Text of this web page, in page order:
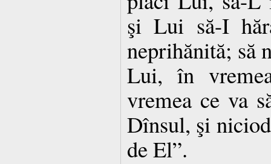
şi Lui să-I
neprihănită; să
Lui, în
vremea ce va
Dînsul, şi
de El”.